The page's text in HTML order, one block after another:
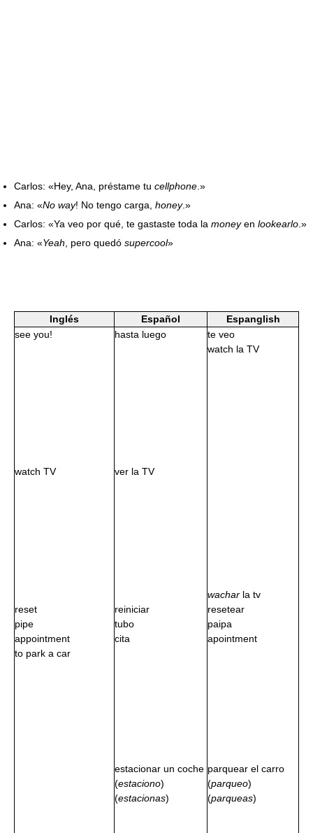
Carlos: «Hey, Ana, préstame tu cellphone .»
Ana: «No way! No tengo carga, honey.»
Carlos: «Ya veo por qué, te gastaste toda la moneyen lookearlo .»
Ana: «Yeah , pero quedó supercool»
Inglés Español
Espanglish
see you!
hasta luego te veo
watch TV ver la TV
watch la TV
wachar la tv
reset
reiniciar
resetear
pipe
tubo
paipa
appointment
cita
apointment
to park a car
estacionar un coche
(estaciono)
(estacionas)
parquear el carro
(parqueo)
(parqueas)